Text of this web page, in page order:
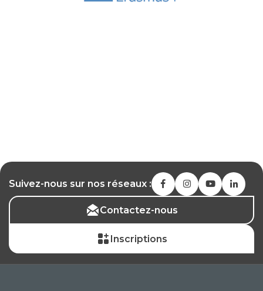
Suivez-nous sur nos réseaux :
Contactez-nous
Inscriptions